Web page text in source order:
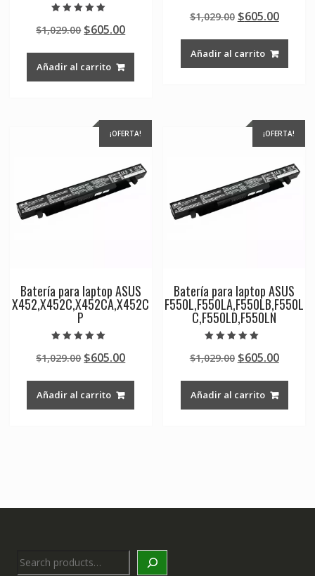
5.00
de 5
$1,029.00 Original
was:
$1,029.00.
$605.00Current
Añadir al carrito
4.50
de 5
$1,029.00 Original
was:
$1,029.00.
$605.00
Añadir al carrito
¡OFERTA!
Batería para laptop ASUS
X452,X452C,X452CA,X452C
P
5.00
de 5
$1,029.00 Original
was:
$1,029.00.
$605.00Current
Añadir al carrito
¡OFERTA!
Batería para laptop ASUS
F550L,F550LA,F550LB,F550L
C,F550LD,F550LN
5.00
de 5
$1,029.00 Original
was:
$1,029.00.
$605.00
Añadir al carrito
Search